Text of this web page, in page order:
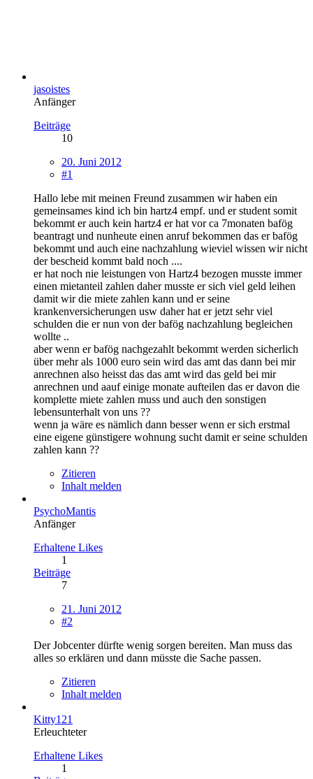
jasoistes
Anfänger
Beiträge
10
20. Juni 2012
#1
Hallo lebe mit meinen Freund zusammen wir haben ein
gemeinsames kind ich bin hartz4 empf. und er student somit
bekommt er auch kein hartz4 er hat vor ca 7monaten bafög
beantragt und nunheute einen anruf bekommen das er bafög
bekommt und auch eine nachzahlung wieviel wissen wir nicht
der bescheid kommt bald noch ....
er hat noch nie leistungen von Hartz4 bezogen musste immer
einen mietanteil zahlen daher musste er sich viel geld leihen
damit wir die miete zahlen kann und er seine
krankenversicherungen usw daher hat er jetzt sehr viel
schulden die er nun von der bafög nachzahlung begleichen
wollte ..
aber wenn er bafög nachgezahlt bekommt werden sicherlich
über mehr als 1000 euro sein wird das amt das dann bei mir
anrechnen also heisst das das amt wird das geld bei mir
anrechnen und aauf einige monate aufteilen das er davon die
komplette miete zahlen muss und auch den sonstigen
lebensunterhalt von uns ??
wenn ja wäre es nämlich dann besser wenn er sich erstmal
eine eigene günstigere wohnung sucht damit er seine schulden
zahlen kann ??
Zitieren
Inhalt melden
PsychoMantis
Anfänger
Erhaltene Likes
1
Beiträge
7
21. Juni 2012
#2
Der Jobcenter dürfte wenig sorgen bereiten. Man muss das
alles so erklären und dann müsste die Sache passen.
Zitieren
Inhalt melden
Kitty121
Erleuchteter
Erhaltene Likes
1